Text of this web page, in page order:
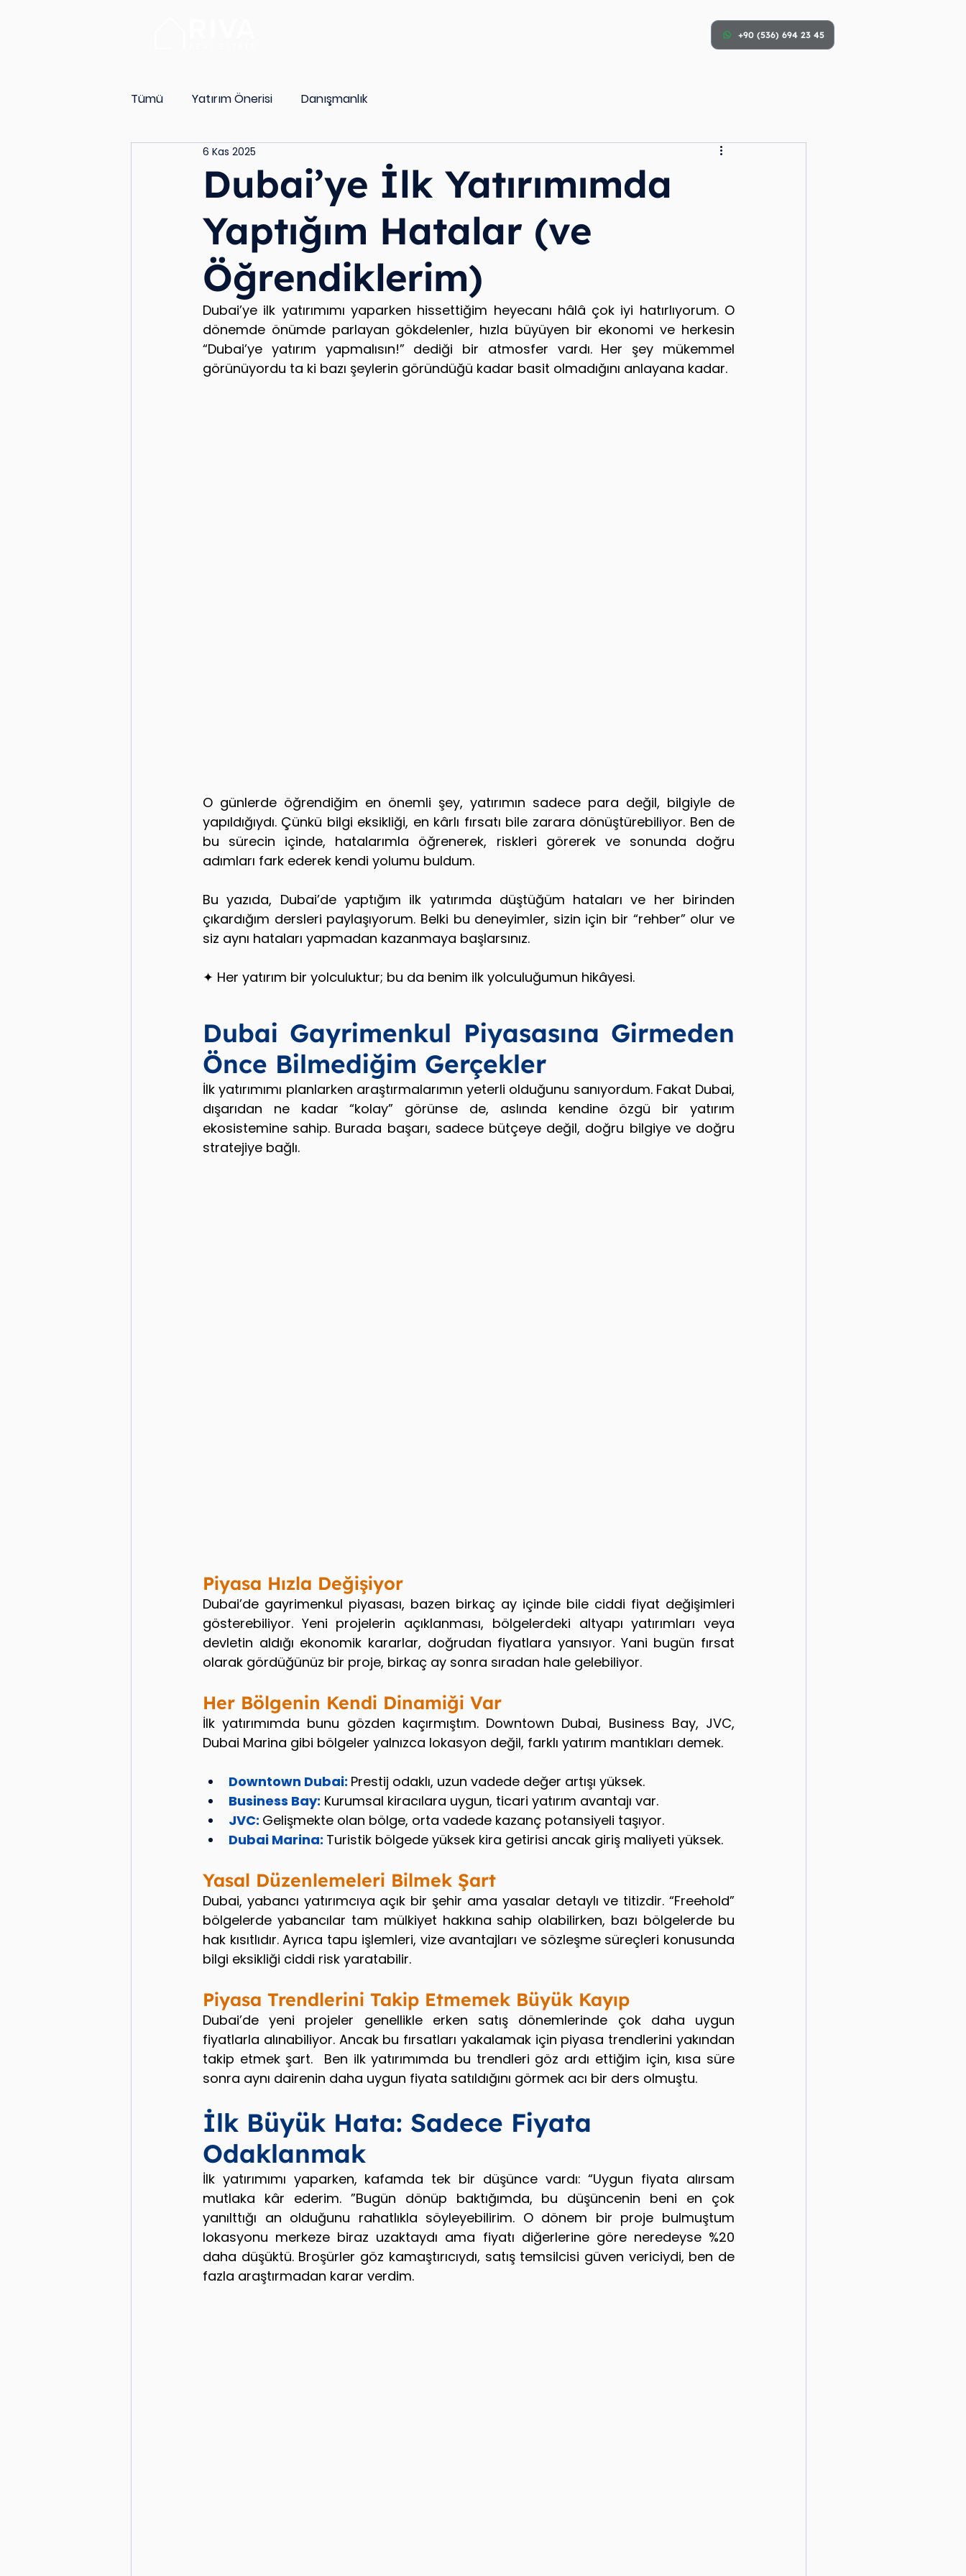
+90 (536) 694 23 45
Tümü Yatırım Önerisi Danışmanlık
Dubai’ye İlk Yatırımımda
Yaptığım Hatalar (ve
Öğrendiklerim)
6 Kas 2025
Dubai’ye ilk yatırımımı yaparken hissettiğim heyecanı hâlâ çok iyi hatırlıyorum. O
dönemde önümde parlayan gökdelenler, hızla büyüyen bir ekonomi ve herkesin
“Dubai’ye yatırım yapmalısın!” dediği bir atmosfer vardı. Her şey mükemmel
görünüyordu ta ki bazı şeylerin göründüğü kadar basit olmadığını anlayana kadar.
O günlerde öğrendiğim en önemli şey, yatırımın sadece para değil, bilgiyle de
yapıldığıydı. Çünkü bilgi eksikliği, en kârlı fırsatı bile zarara dönüştürebiliyor. Ben de
bu sürecin içinde, hatalarımla öğrenerek, riskleri görerek ve sonunda doğru
adımları fark ederek kendi yolumu buldum.
Bu yazıda, Dubai’de yaptığım ilk yatırımda düştüğüm hataları ve her birinden
çıkardığım dersleri paylaşıyorum. Belki bu deneyimler, sizin için bir “rehber” olur ve
siz aynı hataları yapmadan kazanmaya başlarsınız.
✦ Her yatırım bir yolculuktur; bu da benim ilk yolculuğumun hikâyesi.
Dubai Gayrimenkul Piyasasına Girmeden
Önce Bilmediğim Gerçekler
İlk yatırımımı planlarken araştırmalarımın yeterli olduğunu sanıyordum. Fakat Dubai,
dışarıdan ne kadar “kolay” görünse de, aslında kendine özgü bir yatırım
ekosistemine sahip. Burada başarı, sadece bütçeye değil, doğru bilgiye ve doğru
stratejiye bağlı.
Piyasa Hızla Değişiyor
Dubai’de gayrimenkul piyasası, bazen birkaç ay içinde bile ciddi fiyat değişimleri
gösterebiliyor. Yeni projelerin açıklanması, bölgelerdeki altyapı yatırımları veya
devletin aldığı ekonomik kararlar, doğrudan fiyatlara yansıyor. Yani bugün fırsat
olarak gördüğünüz bir proje, birkaç ay sonra sıradan hale gelebiliyor.
Her Bölgenin Kendi Dinamiği Var
İlk yatırımımda bunu gözden kaçırmıştım. Downtown Dubai, Business Bay, JVC,
Dubai Marina gibi bölgeler yalnızca lokasyon değil, farklı yatırım mantıkları demek.
Downtown Dubai: Prestij odaklı, uzun vadede değer artışı yüksek.
Business Bay: Kurumsal kiracılara uygun, ticari yatırım avantajı var.
JVC: Gelişmekte olan bölge, orta vadede kazanç potansiyeli taşıyor.
Dubai Marina: Turistik bölgede yüksek kira getirisi ancak giriş maliyeti yüksek.
Yasal Düzenlemeleri Bilmek Şart
Dubai, yabancı yatırımcıya açık bir şehir ama yasalar detaylı ve titizdir. “Freehold”
bölgelerde yabancılar tam mülkiyet hakkına sahip olabilirken, bazı bölgelerde bu
hak kısıtlıdır. Ayrıca tapu işlemleri, vize avantajları ve sözleşme süreçleri konusunda
bilgi eksikliği ciddi risk yaratabilir.
Piyasa Trendlerini Takip Etmemek Büyük Kayıp
Dubai’de yeni projeler genellikle erken satış dönemlerinde çok daha uygun
fiyatlarla alınabiliyor. Ancak bu fırsatları yakalamak için piyasa trendlerini yakından
takip etmek şart.  Ben ilk yatırımımda bu trendleri göz ardı ettiğim için, kısa süre
sonra aynı dairenin daha uygun fiyata satıldığını görmek acı bir ders olmuştu.
İlk Büyük Hata: Sadece Fiyata
Odaklanmak
İlk yatırımımı yaparken, kafamda tek bir düşünce vardı: “Uygun fiyata alırsam
mutlaka kâr ederim. ”Bugün dönüp baktığımda, bu düşüncenin beni en çok
yanılttığı an olduğunu rahatlıkla söyleyebilirim. O dönem bir proje bulmuştum
lokasyonu merkeze biraz uzaktaydı ama fiyatı diğerlerine göre neredeyse %20
daha düşüktü. Broşürler göz kamaştırıcıydı, satış temsilcisi güven vericiydi, ben de
fazla araştırmadan karar verdim.